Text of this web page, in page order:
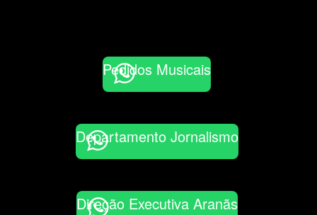
Pedidos Musicais
Departamento Jornalismo
Direção Executiva Aranãs